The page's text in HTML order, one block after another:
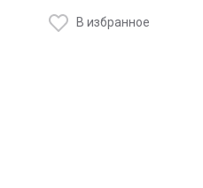
В избранное